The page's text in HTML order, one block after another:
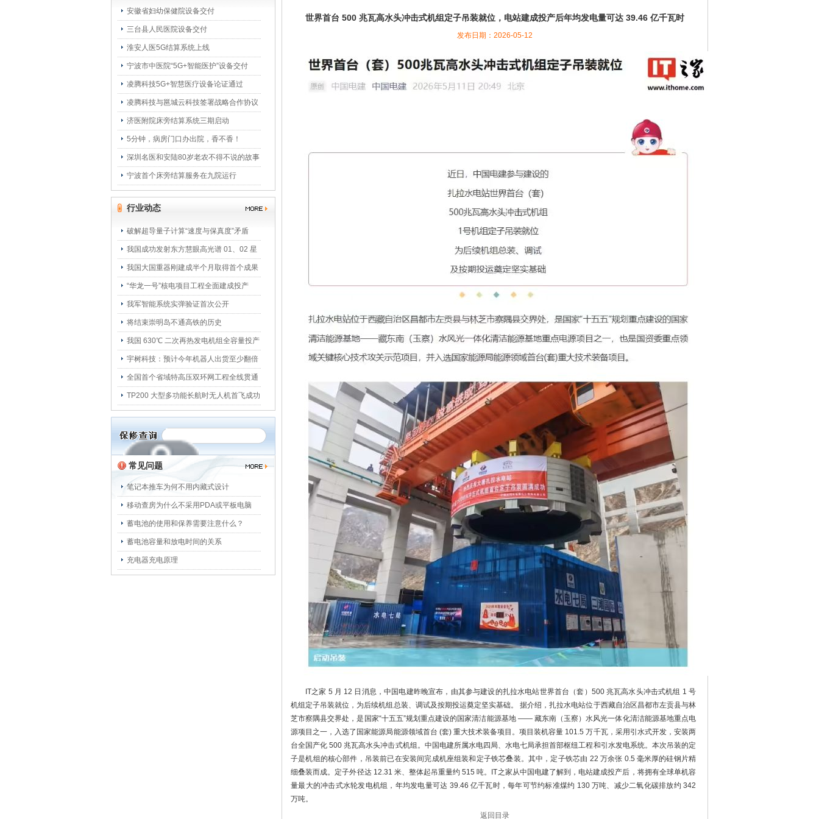
世界首台 500 兆瓦高水头冲击式机组定子吊装就位，电站建成投产后年均发电量可达 39.46 亿千瓦时
发布日期：2026-05-12
IT之家 5 月 12 日消息，中国电建昨晚宣布，由其参与建设的扎拉水电站世界首台（套）500 兆瓦高水头冲击式机组 1 号
机组定子吊装就位，为后续机组总装、调试及按期投运奠定坚实基础。 据介绍，扎拉水电站位于西藏自治区昌都市左贡县与林
芝市察隅县交界处，是国家“十五五”规划重点建设的国家清洁能源基地 —— 藏东南（玉察）水风光一体化清洁能源基地重点电
源项目之一，入选了国家能源局能源领域首台 (套) 重大技术装备项目。项目装机容量 101.5 万千瓦，采用引水式开发，安装两
台全国产化 500 兆瓦高水头冲击式机组。中国电建所属水电四局、水电七局承担首部枢纽工程和引水发电系统。本次吊装的定
子是机组的核心部件，吊装前已在安装间完成机座组装和定子铁芯叠装。其中，定子铁芯由 22 万余张 0.5 毫米厚的硅钢片精
细叠装而成。定子外径达 12.31 米、整体起吊重量约 515 吨。IT之家从中国电建了解到，电站建成投产后，将拥有全球单机容
量最大的冲击式水轮发电机组，年均发电量可达 39.46 亿千瓦时，每年可节约标准煤约 130 万吨、减少二氧化碳排放约 342
万吨。
返回目录
安徽省妇幼保健院设备交付
三台县人民医院设备交付
淮安人医5G结算系统上线
宁波市中医院“5G+智能医护”设备交付
凌腾科技5G+智慧医疗设备论证通过
凌腾科技与邕城云科技签署战略合作协议
济医附院床旁结算系统三期启动
5分钟，病房门口办出院，香不香！
深圳名医和安陆80岁老农不得不说的故事
宁波首个床旁结算服务在九院运行
行业动态
破解超导量子计算“速度与保真度”矛盾
我国成功发射东方慧眼高光谱 01、02 星
我国大国重器刚建成半个月取得首个成果
“华龙一号”核电项目工程全面建成投产
我军智能系统实弹验证首次公开
将结束崇明岛不通高铁的历史
我国 630℃ 二次再热发电机组全容量投产
宇树科技：预计今年机器人出货至少翻倍
全国首个省域特高压双环网工程全线贯通
TP200 大型多功能长航时无人机首飞成功
常见问题
笔记本推车为何不用内藏式设计
移动查房为什么不采用PDA或平板电脑
蓄电池的使用和保养需要注意什么？
蓄电池容量和放电时间的关系
充电器充电原理